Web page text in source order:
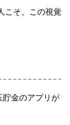
こそ、この視覚
金のアプリが